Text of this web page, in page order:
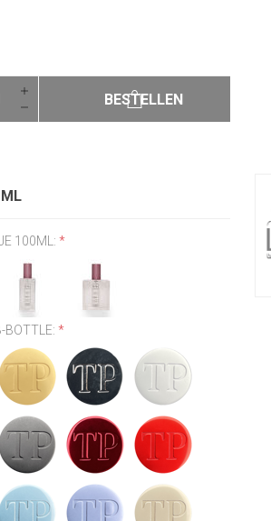
BESTELLEN
100ML:*
BOTTLE:*